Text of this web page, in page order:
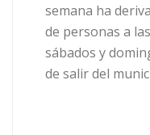
semana ha
de personas a
sábados y
de salir del